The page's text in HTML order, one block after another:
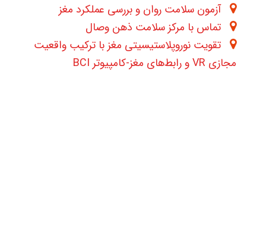
آزمون سلامت روان و بررسی عملکرد مغز
تماس با مرکز سلامت ذهن وصال
تقویت نوروپلاستیسیتی مغز با ترکیب واقعیت
مجازی VR و رابط‌های مغز-کامپیوتر BCI